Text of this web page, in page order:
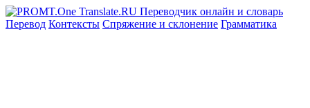
Перевод Контексты Спряжение и склонение Грамматика